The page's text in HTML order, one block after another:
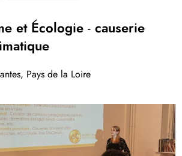
et Écologie - causerie
Pays de la Loire